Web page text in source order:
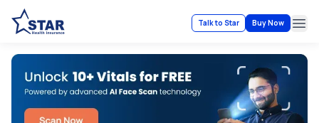
Talk to Star Buy Now